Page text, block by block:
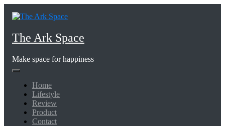
The Ark Space
Make space for happiness
Home
Lifestyle
Review
Product
Contact